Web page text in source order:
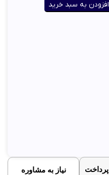
افزودن به سبد خرید
پرداخت
نیاز به مشاوره